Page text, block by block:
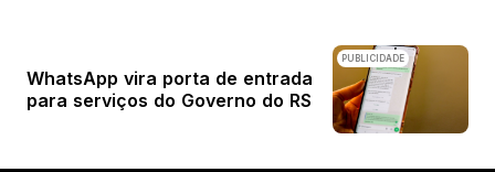
PUBLICIDADE
WhatsApp vira porta de entrada
para serviços do Governo do RS